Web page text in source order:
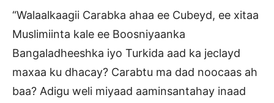
“Walaalkaagii Carabka ahaa ee Cubeyd, ee xitaa
Muslimiinta kale ee Boosniyaanka
Bangaladheeshka iyo Turkida aad ka jeclayd
maxaa ku dhacay? Carabtu ma dad noocaas ah
baa? Adigu weli miyaad aaminsantahay inaad